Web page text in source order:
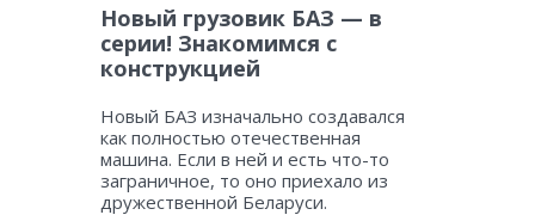
Новый грузовик БАЗ — в
серии! Знакомимся с
конструкцией
Новый БАЗ изначально создавался
как полностью отечественная
машина. Если в ней и есть что-то
заграничное, то оно приехало из
дружественной Беларуси.